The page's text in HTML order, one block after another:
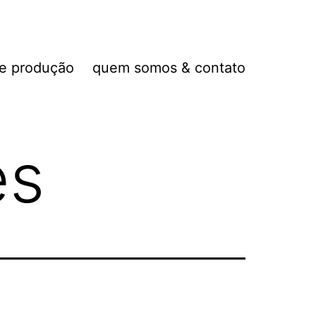
produção quem somos & contato